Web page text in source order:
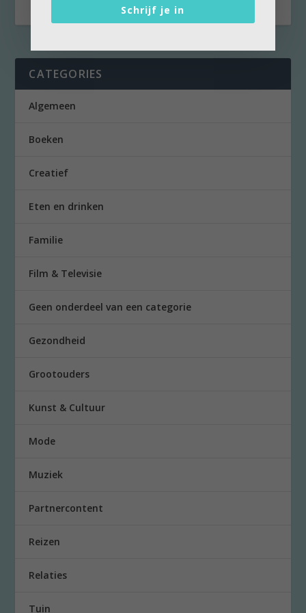
CATEGORIES
Algemeen
Boeken
Creatief
Eten en drinken
Familie
Film & Televisie
Geen onderdeel van een categorie
Gezondheid
Grootouders
Kunst & Cultuur
Mode
Muziek
Partnercontent
Reizen
Relaties
Tuin
Schrijf je in